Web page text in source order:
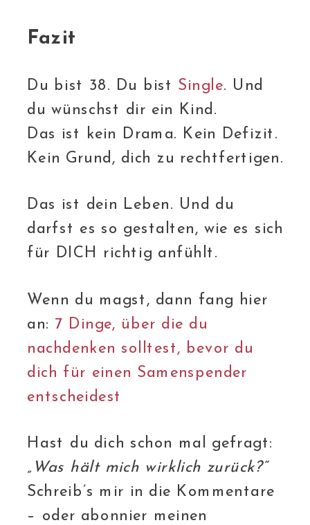
Fazit
Du bist 38. Du bist Single. Und
du wünschst dir ein Kind.
Das ist kein Drama. Kein Defizit.
Kein Grund, dich zu rechtfertigen.
Das ist dein Leben. Und du
darfst es so gestalten, wie es sich
für DICH richtig anfühlt.
Wenn du magst, dann fang hier
an: 7 Dinge, über die du
nachdenken solltest, bevor du
dich für einen Samenspender
entscheidest
Hast du dich schon mal gefragt:
„Was hält mich wirklich zurück?“
Schreib’s mir in die Kommentare
– oder abonnier meinen